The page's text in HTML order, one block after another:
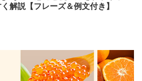
解説【フレーズ＆例文付き】